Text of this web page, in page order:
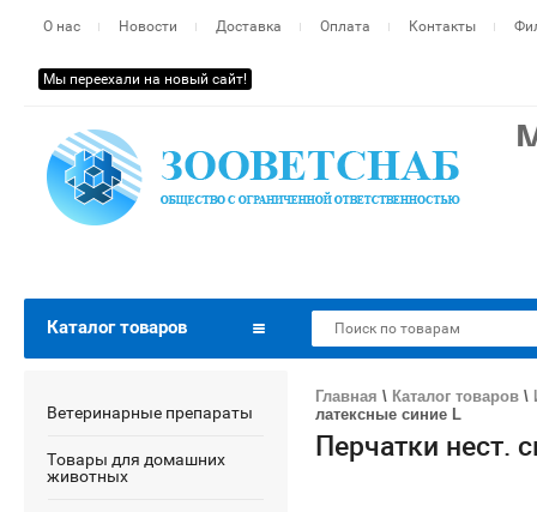
О нас Новости Доставка Оплата Контакты
Мы переехали на новый сайт!
Каталог товаров
Ветеринарные препараты
Товары для домашних
животных
Главная \ Каталог товаров \
латексные синие L
Перчатки нест.